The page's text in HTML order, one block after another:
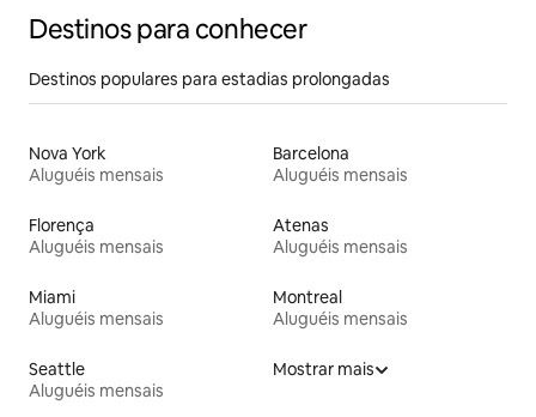
Destinos para conhecer
Destinos populares para estadias prolongadas
Nova York
Aluguéis mensais
Barcelona
Aluguéis mensais
Florença
Aluguéis mensais
Atenas
Aluguéis mensais
Miami
Aluguéis mensais
Montreal
Aluguéis mensais
Seattle
Aluguéis mensais
Mostrar mais